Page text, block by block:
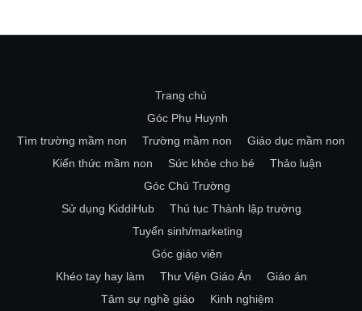
Trang chủ
Góc Phụ Huynh
Tìm trường mầm non
Trường mầm non
Giáo dục mầm non
Kiến thức mầm non
Sức khỏe cho bé
Thảo luận
Góc Chủ Trường
Sử dụng KiddiHub
Thủ tục Thành lập trường
Tuyển sinh/marketing
Góc giáo viên
Khéo tay hay làm
Thư Viện Giáo Án
Giáo án
Tâm sự nghề giáo
Kinh nghiệm